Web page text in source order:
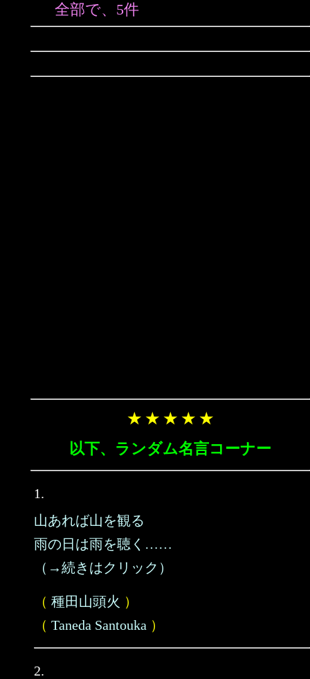
全部で、5件
★ ★ ★ ★ ★
以下、ランダム名言コーナー
1.
山あれば山を観る
雨の日は雨を聴く……
（→続きはクリック）
（ 種田山頭火 ）
（ Taneda Santouka ）
2.